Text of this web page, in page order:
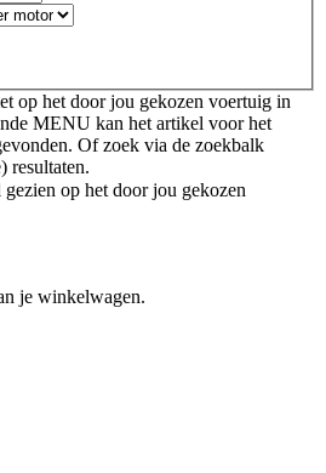
op het door jou gekozen voertuig in
MENU kan het artikel voor het
Of zoek via de zoekbalk
resultaten.
op het door jou gekozen
je winkelwagen.